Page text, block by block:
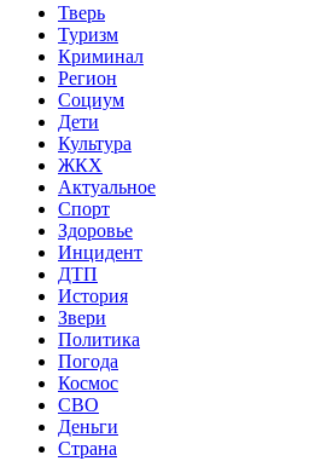
Тверь
Туризм
Криминал
Регион
Социум
Дети
Культура
ЖКХ
Актуальное
Спорт
Здоровье
Инцидент
ДТП
История
Звери
Политика
Погода
Космос
СВО
Деньги
Страна